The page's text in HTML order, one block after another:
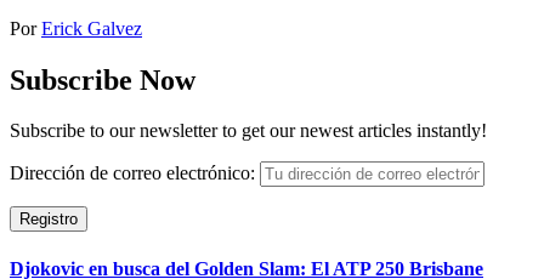
Por Erick Galvez
Subscribe Now
Subscribe to our newsletter to get our newest articles instantly!
Dirección de correo electrónico:
Djokovic en busca del Golden Slam: El ATP 250 Brisbane